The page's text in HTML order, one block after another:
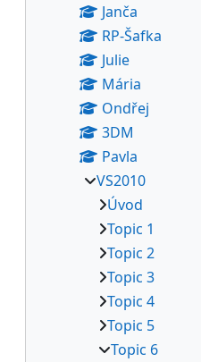
Janča
RP-Šafka
Julie
Mária
Ondřej
3DM
Pavla
VS2010
Úvod
Topic 1
Topic 2
Topic 3
Topic 4
Topic 5
Topic 6